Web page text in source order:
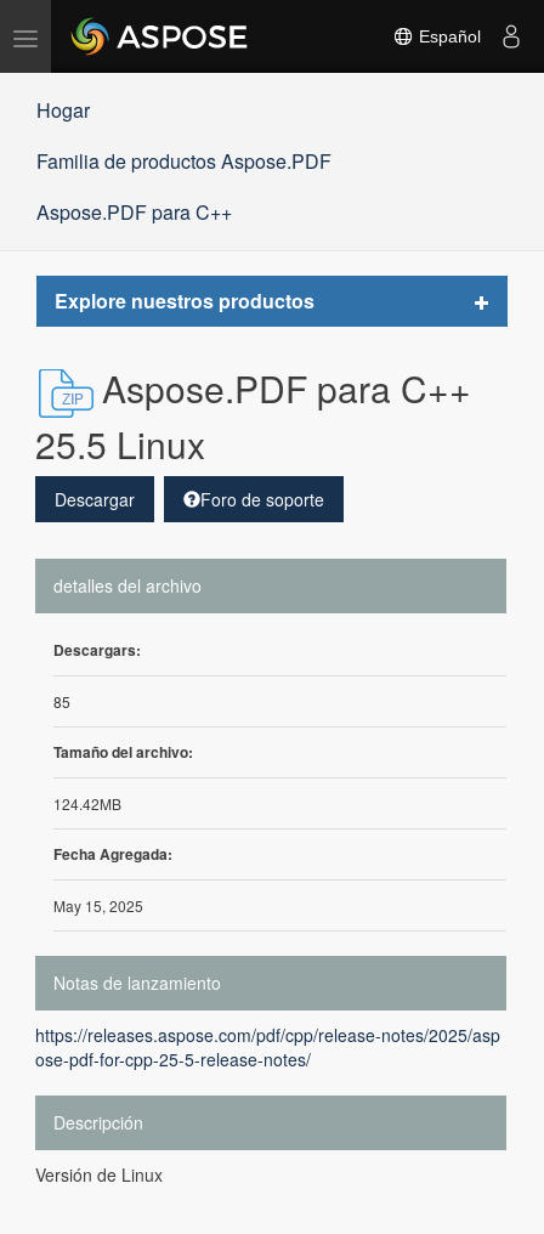
Alternar
navegación
Español
Hogar
Familia de productos Aspose.PDF
Aspose.PDF para C++
Explore nuestros productos
Toggle
Aspose.PDF para C++
25.5 Linux
Descargar Foro de soporte
detalles del archivo
Descargars:
85
Tamaño del archivo:
124.42MB
Fecha Agregada:
May 15, 2025
Notas de lanzamiento
https://releases.aspose.com/pdf/cpp/release-notes/2025/asp
ose-pdf-for-cpp-25-5-release-notes/
Descripción
Versión de Linux